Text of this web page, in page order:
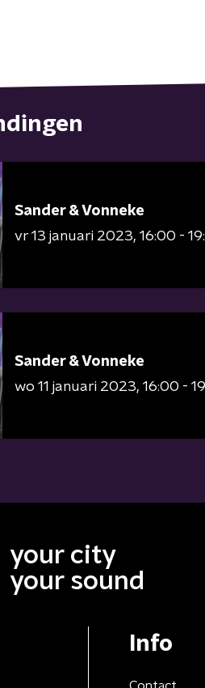
Sander & Vonneke
vr 13 januari 2023 16:00 -
Sander & Vonneke
wo 11 januari 2023 16:00 -
your city
your sound
Info
Contact